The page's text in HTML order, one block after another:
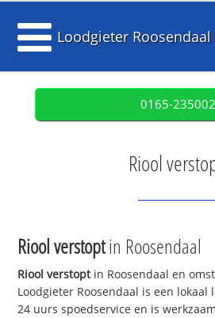
Loodgieter Roosendaal
0165-235002
Riool
Riool verstoptin Roosendaal
Riool verstoptin Roosendaal en
Loodgieter Roosendaal is een
24 uurs spoedservice en is